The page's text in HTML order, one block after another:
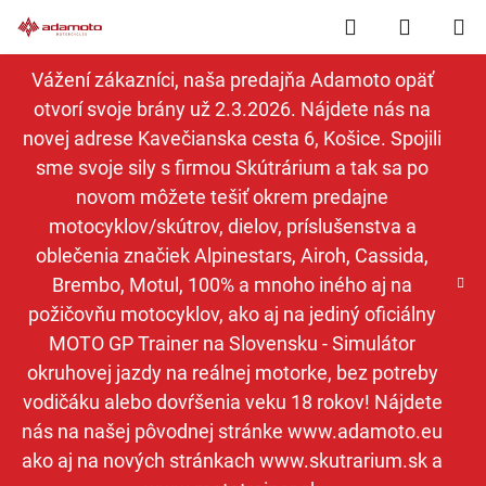
na
obsah
Vážení zákazníci, naša predajňa Adamoto opäť
otvorí svoje brány už 2.3.2026. Nájdete nás na
novej adrese Kavečianska cesta 6, Košice. Spojili
sme svoje sily s firmou Skútrárium a tak sa po
novom môžete tešiť okrem predajne
motocyklov/skútrov, dielov, príslušenstva a
oblečenia značiek Alpinestars, Airoh, Cassida,
Brembo, Motul, 100% a mnoho iného aj na
požičovňu motocyklov, ako aj na jediný oficiálny
MOTO GP Trainer na Slovensku - Simulátor
okruhovej jazdy na reálnej motorke, bez potreby
vodičáku alebo dovŕšenia veku 18 rokov! Nájdete
nás na našej pôvodnej stránke www.adamoto.eu
ako aj na nových stránkach www.skutrarium.sk a
Hľadať
KOŠÍK